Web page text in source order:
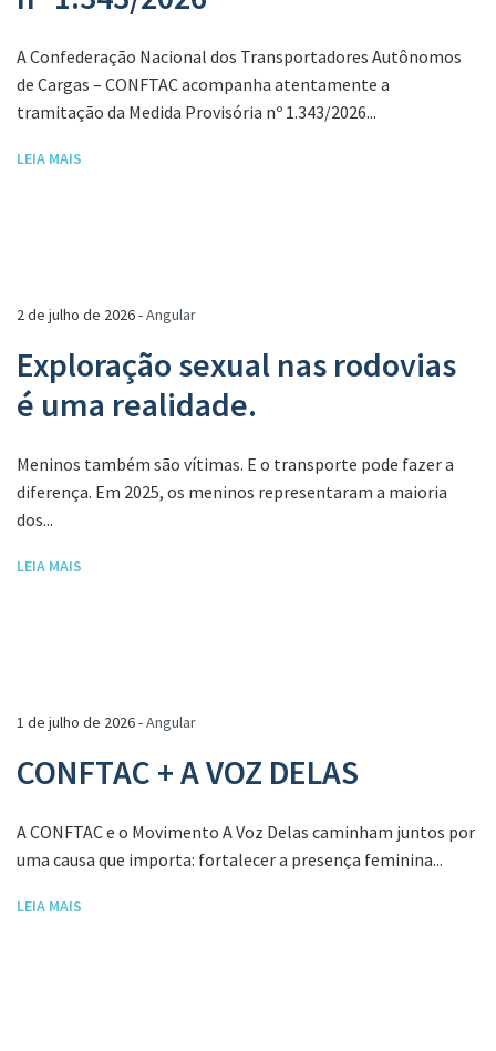
A Confederação Nacional dos Transportadores Autônomos
de Cargas – CONFTAC acompanha atentamente a
tramitação da Medida Provisória nº 1.343/2026...
LEIA MAIS
2 de julho de 2026 -Angular
Exploração sexual nas rodovias
é uma realidade.
Meninos também são vítimas. E o transporte pode fazer a
diferença. Em 2025, os meninos representaram a maioria
dos...
LEIA MAIS
1 de julho de 2026 -Angular
CONFTAC + A VOZ DELAS
A CONFTAC e o Movimento A Voz Delas caminham juntos por
uma causa que importa: fortalecer a presença feminina...
LEIA MAIS